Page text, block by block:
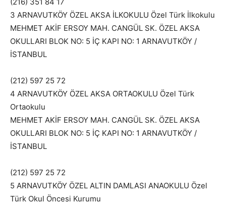
3 ARNAVUTKÖY ÖZEL AKSA İLKOKULU Özel Türk İlkokulu
MEHMET AKİF ERSOY MAH. CANGÜL SK. ÖZEL AKSA
OKULLARI BLOK NO: 5 İÇ KAPI NO: 1 ARNAVUTKÖY /
İSTANBUL
(212) 597 25 72
4 ARNAVUTKÖY ÖZEL AKSA ORTAOKULU Özel Türk
Ortaokulu
MEHMET AKİF ERSOY MAH. CANGÜL SK. ÖZEL AKSA
OKULLARI BLOK NO: 5 İÇ KAPI NO: 1 ARNAVUTKÖY /
İSTANBUL
(212) 597 25 72
5 ARNAVUTKÖY ÖZEL ALTIN DAMLASI ANAOKULU Özel
Türk Okul Öncesi Kurumu